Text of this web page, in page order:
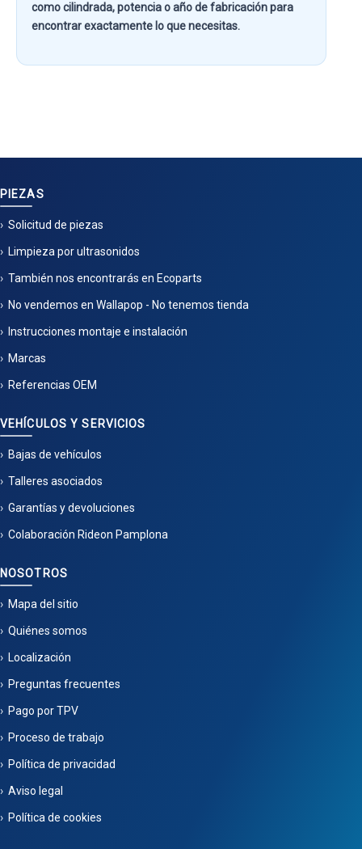
comocilindrada, potencia o año de fabricaciónpara
encontrar exactamente lo que necesitas.
PIEZAS
Solicitud de piezas
Limpieza por ultrasonidos
También nos encontrarás en Ecoparts
No vendemos en Wallapop - No tenemos tienda
Instrucciones montaje e instalación
Marcas
Referencias OEM
VEHÍCULOS Y SERVICIOS
Bajas de vehículos
Talleres asociados
Garantías y devoluciones
Colaboración Rideon Pamplona
NOSOTROS
Mapa del sitio
Quiénes somos
Localización
Preguntas frecuentes
Pago por TPV
Proceso de trabajo
Política de privacidad
Aviso legal
Política de cookies